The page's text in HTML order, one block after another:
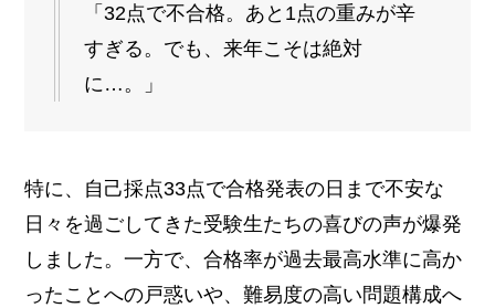
「32点で不合格。あと1点の重みが辛
すぎる。でも、来年こそは絶対
に…。」
特に、自己採点33点で合格発表の日まで不安な
日々を過ごしてきた受験生たちの喜びの声が爆発
しました。一方で、合格率が過去最高水準に高か
ったことへの戸惑いや、難易度の高い問題構成へ